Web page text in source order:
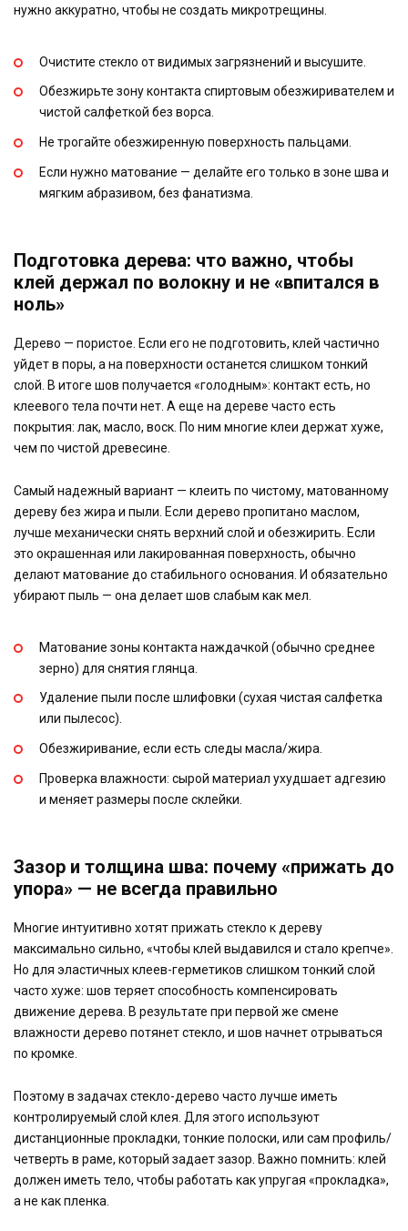
нужно аккуратно, чтобы не создать микротрещины.
Очистите стекло от видимых загрязнений и высушите.
Обезжирьте зону контакта спиртовым обезжиривателем и
чистой салфеткой без ворса.
Не трогайте обезжиренную поверхность пальцами.
Если нужно матование — делайте его только в зоне шва и
мягким абразивом, без фанатизма.
Подготовка дерева: что важно, чтобы
клей держал по волокну и не «впитался в
ноль»
Дерево — пористое. Если его не подготовить, клей частично
уйдет в поры, а на поверхности останется слишком тонкий
слой. В итоге шов получается «голодным»: контакт есть, но
клеевого тела почти нет. А еще на дереве часто есть
покрытия: лак, масло, воск. По ним многие клеи держат хуже,
чем по чистой древесине.
Самый надежный вариант — клеить по чистому, матованному
дереву без жира и пыли. Если дерево пропитано маслом,
лучше механически снять верхний слой и обезжирить. Если
это окрашенная или лакированная поверхность, обычно
делают матование до стабильного основания. И обязательно
убирают пыль — она делает шов слабым как мел.
Матование зоны контакта наждачкой (обычно среднее
зерно) для снятия глянца.
Удаление пыли после шлифовки (сухая чистая салфетка
или пылесос).
Обезжиривание, если есть следы масла/жира.
Проверка влажности: сырой материал ухудшает адгезию
и меняет размеры после склейки.
Зазор и толщина шва: почему «прижать до
упора» — не всегда правильно
Многие интуитивно хотят прижать стекло к дереву
максимально сильно, «чтобы клей выдавился и стало крепче».
Но для эластичных клеев-герметиков слишком тонкий слой
часто хуже: шов теряет способность компенсировать
движение дерева. В результате при первой же смене
влажности дерево потянет стекло, и шов начнет отрываться
по кромке.
Поэтому в задачах стекло-дерево часто лучше иметь
контролируемый слой клея. Для этого используют
дистанционные прокладки, тонкие полоски, или сам профиль/
четверть в раме, который задает зазор. Важно помнить: клей
должен иметь тело, чтобы работать как упругая «прокладка»,
а не как пленка.